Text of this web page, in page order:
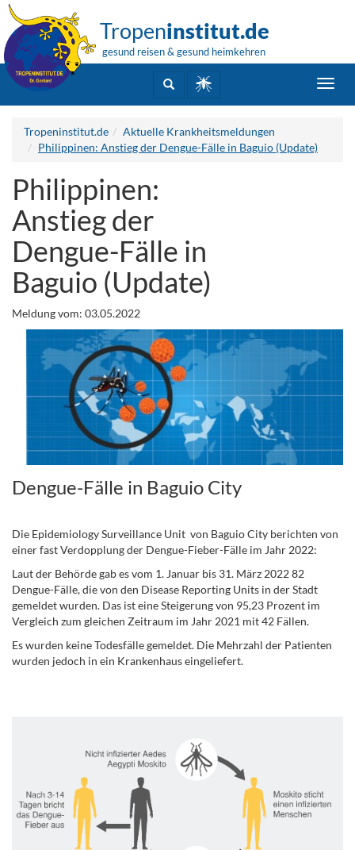
Tropeninstitut.de
gesund reisen & gesund heimkehren
Tropeninstitut.de
Aktuelle Krankheitsmeldungen
Philippinen: Anstieg der Dengue-Fälle in Baguio (Update)
Philippinen:
Anstieg der
Dengue-Fälle in
Baguio (Update)
Meldung vom: 03.05.2022
Dengue-Fälle in Baguio City
Die Epidemiology Surveillance Unit von Baguio City berichten von
einer fast Verdopplung der Dengue-Fieber-Fälle im Jahr 2022:
Laut der Behörde gab es vom 1. Januar bis 31. März 2022 82
Dengue-Fälle, die von den Disease Reporting Units in der Stadt
gemeldet wurden. Das ist eine Steigerung von 95,23 Prozent im
Vergleich zum gleichen Zeitraum im Jahr 2021 mit 42 Fällen.
Es wurden keine Todesfälle gemeldet. Die Mehrzahl der Patienten
wurden jedoch in ein Krankenhaus eingeliefert.